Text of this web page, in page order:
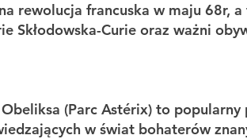
rewolucja francuska w maju 68r,
Skłodowska-Curie oraz ważni
(Parc Astérix) to
w świat bohaterów